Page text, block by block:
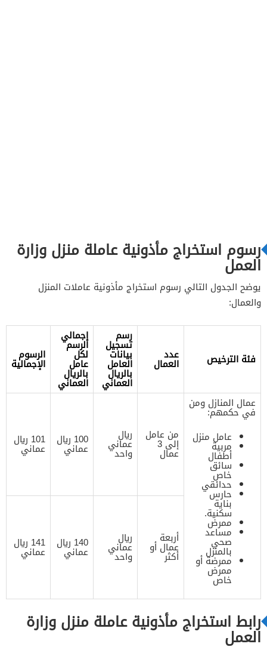
رسوم استخراج مأذونية عاملة منزل وزارة
العمل
يوضح الجدول التالي رسوم استخراج مأذونية عاملات المنزل
والعمال:
فئة الترخيص عدد
العمال
رسم
تسجيل
بيانات
العامل
بالريال
العماني
إجمالي
الرسم
لكل
عامل
بالريال
العماني
الرسوم
الإجمالية
عمال المنازل ومن
في حكمهم:
عامل منزل
مربية
أطفال
سائق
خاص
حدائقي
حارس
بناية
سكنية.
ممرض
مساعد
صحي
بالمنزل
ممرضة أو
ممرض
خاص
من عامل
إلى 3
عمال
ريال
عماني
واحد
100 ريال
عماني
101 ريال
عماني
أربعة
عمال أو
أكثر
ريال
عماني
واحد
140 ريال
عماني
141 ريال
عماني
رابط استخراج مأذونية عاملة منزل وزارة
العمل